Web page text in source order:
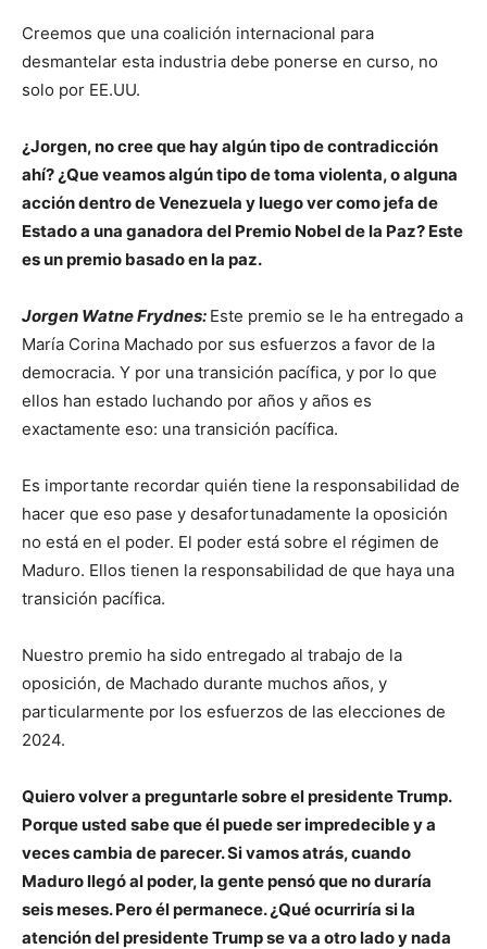
Creemos que una coalición internacional para
desmantelar esta industria debe ponerse en curso, no
solo por EE.UU.
¿Jorgen, no cree que hay algún tipo de contradicción
ahí? ¿Que veamos algún tipo de toma violenta, o alguna
acción dentro de Venezuela y luego ver como jefa de
Estado a una ganadora del Premio Nobel de la Paz? Este
es un premio basado en la paz.
Jorgen Watne Frydnes: Este premio se le ha entregado a
María Corina Machado por sus esfuerzos a favor de la
democracia. Y por una transición pacífica, y por lo que
ellos han estado luchando por años y años es
exactamente eso: una transición pacífica.
Es importante recordar quién tiene la responsabilidad de
hacer que eso pase y desafortunadamente la oposición
no está en el poder. El poder está sobre el régimen de
Maduro. Ellos tienen la responsabilidad de que haya una
transición pacífica.
Nuestro premio ha sido entregado al trabajo de la
oposición, de Machado durante muchos años, y
particularmente por los esfuerzos de las elecciones de
2024.
Quiero volver a preguntarle sobre el presidente Trump.
Porque usted sabe que él puede ser impredecible y a
veces cambia de parecer. Si vamos atrás, cuando
Maduro llegó al poder, la gente pensó que no duraría
seis meses. Pero él permanece. ¿Qué ocurriría si la
atención del presidente Trump se va a otro lado y nada